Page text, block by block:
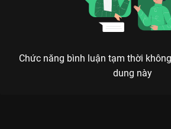
Chức năng bình luận tạm thời
dung này